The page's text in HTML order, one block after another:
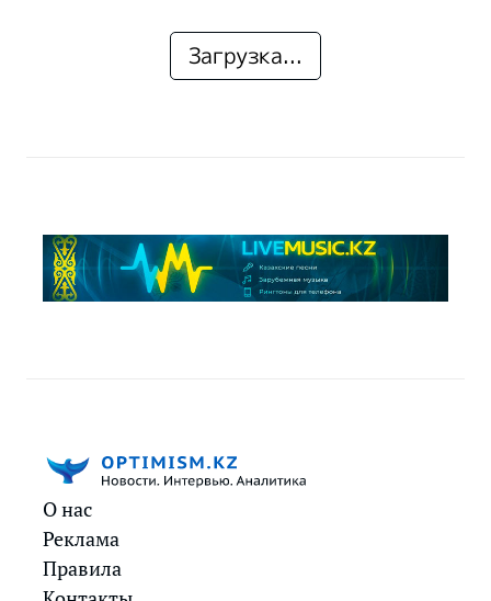
Загрузка...
О нас
Реклама
Правила